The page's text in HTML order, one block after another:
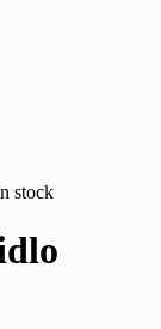
stock